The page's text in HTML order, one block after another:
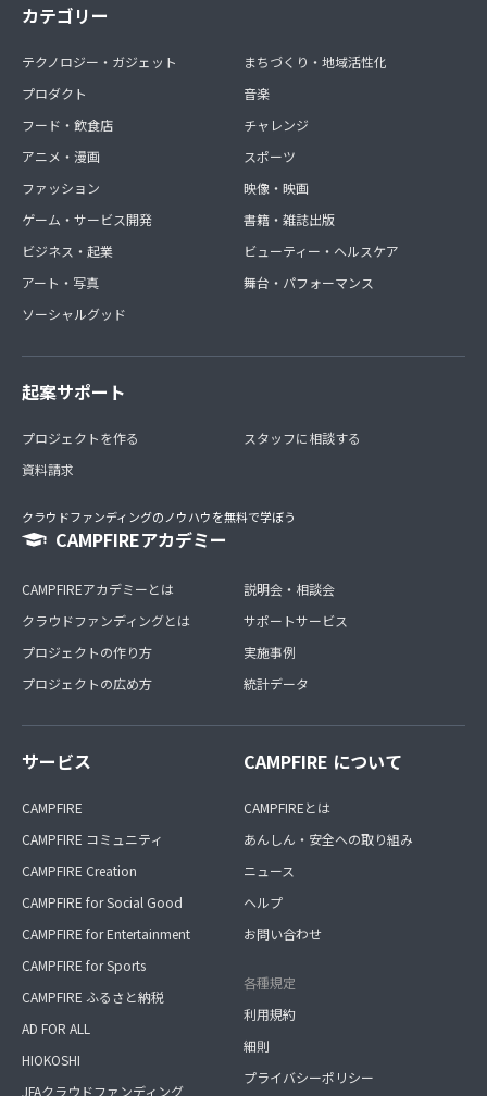
カテゴリー
テクノロジー・ガジェット
プロダクト
フード・飲食店
アニメ・漫画
ファッション
ゲーム・サービス開発
ビジネス・起業
アート・写真
ソーシャルグッド
まちづくり・地域活性化
音楽
チャレンジ
スポーツ
映像・映画
書籍・雑誌出版
ビューティー・ヘルスケア
舞台・パフォーマンス
起案サポート
プロジェクトを作る
資料請求
スタッフに相談する
クラウドファンディングのノウハウを無料で学ぼう
CAMPFIREアカデミー
CAMPFIREアカデミーとは
クラウドファンディングとは
プロジェクトの作り方
プロジェクトの広め方
説明会・相談会
サポートサービス
実施事例
統計データ
サービス
CAMPFIRE
CAMPFIRE コミュニティ
CAMPFIRE Creation
CAMPFIRE for Social Good
CAMPFIRE for Entertainment
CAMPFIRE for Sports
CAMPFIRE ふるさと納税
AD FOR ALL
HIOKOSHI
JFAクラウドファンディング
CAMPFIRE について
CAMPFIREとは
あんしん・安全への取り組み
ニュース
ヘルプ
お問い合わせ
各種規定
利用規約
細則
プライバシーポリシー